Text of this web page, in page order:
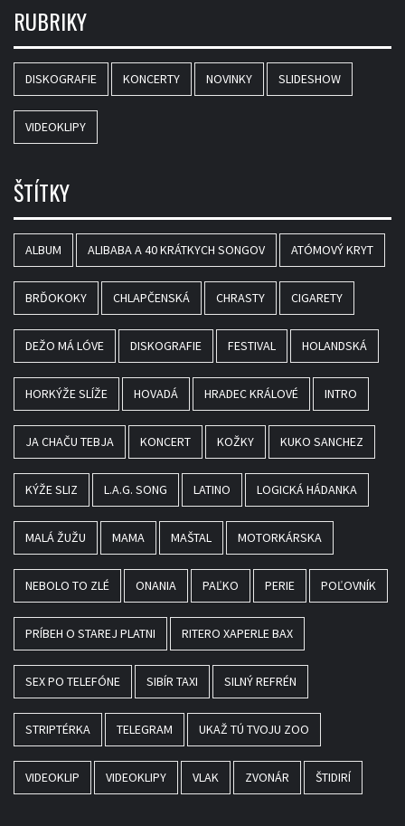
RUBRIKY
DISKOGRAFIE KONCERTY NOVINKY SLIDESHOW
VIDEOKLIPY
ŠTÍTKY
ALBUM ALIBABA A 40 KRÁTKYCH SONGOV ATÓMOVÝ KRYT
BRĎOKOKY CHLAPČENSKÁ CHRASTY CIGARETY
DEŽO MÁ LÓVE DISKOGRAFIE FESTIVAL HOLANDSKÁ
HORKÝŽE SLÍŽE HOVADÁ HRADEC KRÁLOVÉ INTRO
JA CHAČU TEBJA KONCERT KOŽKY KUKO SANCHEZ
KÝŽE SLIZ L.A.G. SONG LATINO LOGICKÁ HÁDANKA
MALÁ ŽUŽU MAMA MAŠTAL MOTORKÁRSKA
NEBOLO TO ZLÉ ONANIA PAĽKO PERIE POĽOVNÍK
PRÍBEH O STAREJ PLATNI RITERO XAPERLE BAX
SEX PO TELEFÓNE SIBÍR TAXI SILNÝ REFRÉN
STRIPTÉRKA TELEGRAM UKAŽ TÚ TVOJU ZOO
VIDEOKLIP VIDEOKLIPY VLAK ZVONÁR ŠTIDIRÍ